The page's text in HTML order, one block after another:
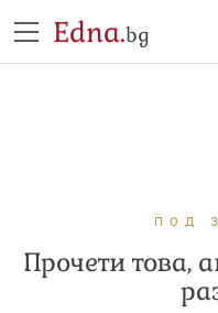
Edna.bg
ПОД
Прочети това,